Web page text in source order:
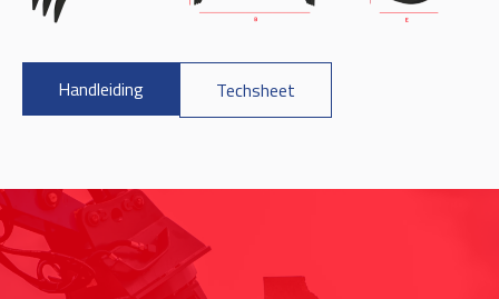
Handleiding Techsheet